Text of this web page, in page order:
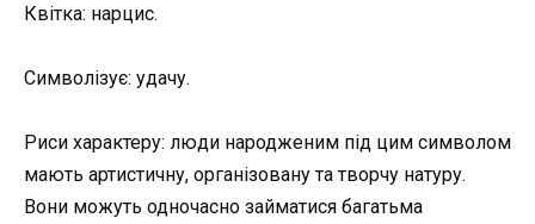
Квітка: нарцис.
Символізує: удачу.
Риси характеру: люди народженим під цим символом
мають артистичну, організовану та творчу натуру.
Вони можуть одночасно займатися багатьма